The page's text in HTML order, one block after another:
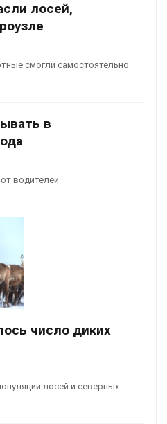
лосей,
смогли самостоятельно
в
водителей
число диких
лосей и северных